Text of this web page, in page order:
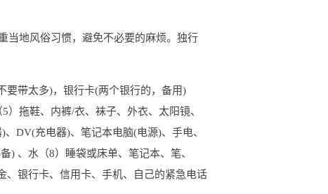
当地风俗习惯，避免不必要的麻烦。独行
要带太多)，银行卡(两个银行的，备用)
拖鞋、内裤/衣、袜子、外衣、太阳镜、
DV(充电器)、笔记本电脑(电源)、手电、
) 、水（8）睡袋或床单、笔记本、笔、
、银行卡、信用卡、手机、自己的紧急电话